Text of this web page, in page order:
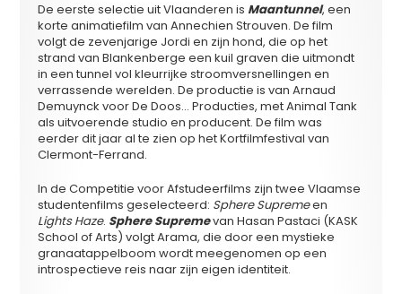
De eerste selectie uit Vlaanderen is Maantunnel, een
korte animatiefilm van Annechien Strouven. De film
volgt de zevenjarige Jordi en zijn hond, die op het
strand van Blankenberge een kuil graven die uitmondt
in een tunnel vol kleurrijke stroomversnellingen en
verrassende werelden. De productie is van Arnaud
Demuynck voor De Doos… Producties, met Animal Tank
als uitvoerende studio en producent. De film was
eerder dit jaar al te zien op het Kortfilmfestival van
Clermont-Ferrand.
In de Competitie voor Afstudeerfilms zijn twee Vlaamse
studentenfilms geselecteerd: Sphere Supremeen
Lights Haze. Sphere Supremevan Hasan Pastaci (KASK
School of Arts) volgt Arama, die door een mystieke
granaatappelboom wordt meegenomen op een
introspectieve reis naar zijn eigen identiteit.